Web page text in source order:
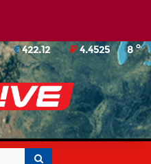
8o
422.12 4.4525